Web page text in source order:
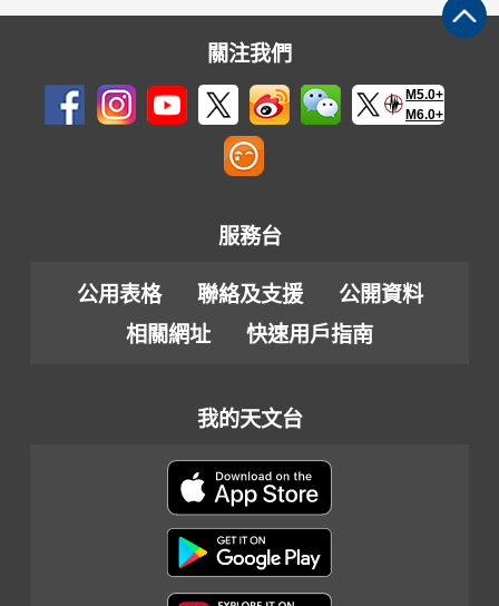
關注我們
M5.0+
M6.0+
服務台
公用表格 聯絡及支援
公開資料
相關網址
快速用戶指南
我的天文台